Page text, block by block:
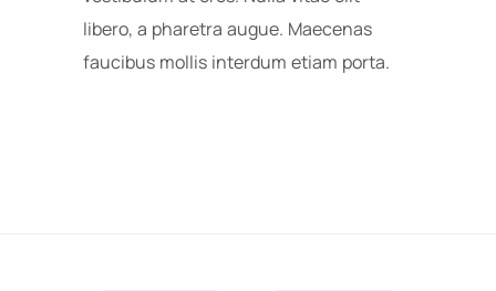
libero, a pharetra augue. Maecenas
faucibus mollis interdum etiam porta.